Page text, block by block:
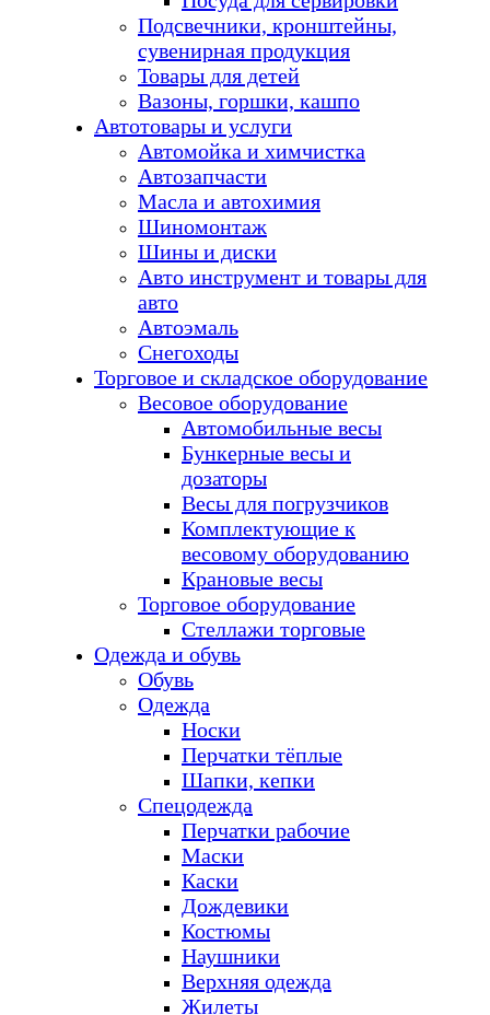
Подсвечники, кронштейны,
сувенирная продукция
Товары для детей
Вазоны, горшки, кашпо
Автотовары и услуги
Автомойка и химчистка
Автозапчасти
Масла и автохимия
Шиномонтаж
Шины и диски
Авто инструмент и товары для
авто
Автоэмаль
Снегоходы
Торговое и складское оборудование
Весовое оборудование
Автомобильные весы
Бункерные весы и
дозаторы
Весы для погрузчиков
Комплектующие к
весовому оборудованию
Крановые весы
Торговое оборудование
Стеллажи торговые
Одежда и обувь
Обувь
Одежда
Носки
Перчатки тёплые
Шапки, кепки
Спецодежда
Перчатки рабочие
Маски
Каски
Дождевики
Костюмы
Наушники
Верхняя одежда
Жилеты